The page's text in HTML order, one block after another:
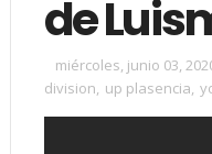
de
miércoles, junio 03,
division, up plasencia,